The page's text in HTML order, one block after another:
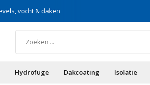
vocht & daken
Hydrofuge Dakcoating Isolatie